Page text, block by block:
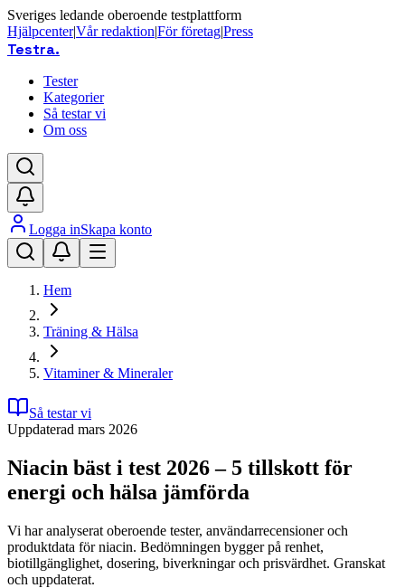
Sveriges ledande oberoende testplattform
Hjälpcenter|Vår redaktion|För företag|Press
Testra.
Tester
Kategorier
Så testar vi
Om oss
Logga inSkapa konto
Hem
Träning & Hälsa
Vitaminer & Mineraler
Så testar vi
Uppdaterad mars 2026
Niacin bäst i test 2026 – 5 tillskott för
energi och hälsa jämförda
Vi har analyserat oberoende tester, användarrecensioner och
produktdata för niacin. Bedömningen bygger på renhet,
biotillgänglighet, dosering, biverkningar och prisvärdhet. Granskat
och uppdaterat.